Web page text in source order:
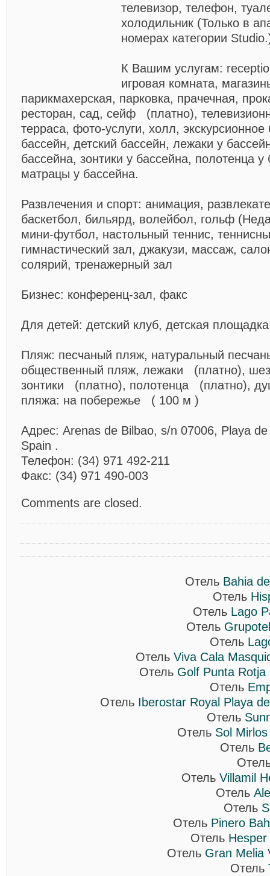
телевизор, телефон,
холодильник (Только в
номерах категории
К Вашим услугам:
игровая комната,
парикмахерская, парковка, прачечная,
ресторан, сад, сейф (платно),
терраса, фото-услуги, холл,
бассейн, детский бассейн, лежаки у
бассейна, зонтики у бассейна, полотенца
матрацы у бассейна.
Развлечения и спорт: анимация,
баскетбол, бильярд, волейбол, гольф
мини-футбол, настольный теннис,
гимнастический зал, джакузи, массаж,
солярий, тренажерный зал
Бизнес: конференц-зал, факс
Для детей: детский клуб, детская
Пляж: песчаный пляж, натуральный
общественный пляж, лежаки (платно),
зонтики (платно), полотенца (платно),
пляжа: на побережье ( 100 м )
Адрес: Arenas de Bilbao, s/n 07006, Playa
Spain .
Телефон: (34) 971 492-211
Факс: (34) 971 490-003
Comments are closed.
Отель Bahia
Отель
Отель Lago
Отель
Отель
Отель Viva Cala
Отель Golf Punta Rotja
Отель
Отель Iberostar Royal Playa
Отель
Отель Sol
Отель
Отель Villamil
Отель
Отель
Отель Pinero
Отель
Отель Gran Melia
Отель